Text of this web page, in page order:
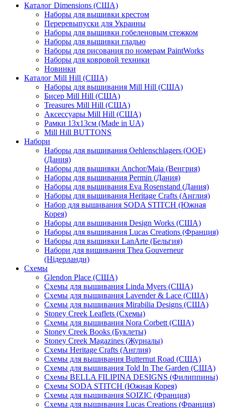
Каталог Dimensions (США)
Наборы для вышивки крестом
Переревыпуски для Украины
Наборы для вышивки гобеленовым стежком
Наборы для вышивки гладью
Наборы для рисования по номерам PaintWorks
Наборы для ковровой техники
Новинки
Каталог Mill Hill (США)
Наборы для вышивания Mill Hill (США)
Бисер Mill Hill (США)
Treasures Mill Hill (США)
Аксессуары Mill Hill (США)
Рамки 13х13см (Made in UA)
Mill Hill BUTTONS
Набори
Наборы для вышивания Oehlenschlagers (OOE)
(Дания)
Наборы для вышивки Anchor/Maia (Венгрия)
Наборы для вышивания Permin (Дания)
Наборы для вышивания Eva Rosenstand (Дания)
Наборы для вышивания Heritage Crafts (Англия)
Набор для вышивания SODA STITCH (Южная
Корея)
Наборы для вышивания Design Works (США)
Наборы для вышивания Lucas Creations (Франция)
Наборы для вышивки LanArte (Бельгия)
Набори для вишивання Thea Gouverneur
(Нідерланди)
Схемы
Glendon Place (США)
Схемы для вышивания Linda Myers (США)
Схемы для вышивания Lavender & Lace (США)
Схемы для вышивания Mirabilia Designs (США)
Stoney Creek Leaflets (Схемы)
Схемы для вышивания Nora Corbett (США)
Stoney Creek Books (Буклеты)
Stoney Creek Magazines (Журналы)
Схемы Heritage Crafts (Англия)
Схемы для вышивания Butternut Road (США)
Схемы для вышивания Told In The Garden (США)
Схемы BELLA FILIPINA DESIGNS (Филиппины)
Схемы SODA STITCH (Южная Корея)
Схемы для вышивания SOIZIC (Франция)
Схемы для вышивания Lucas Creations (Франция)